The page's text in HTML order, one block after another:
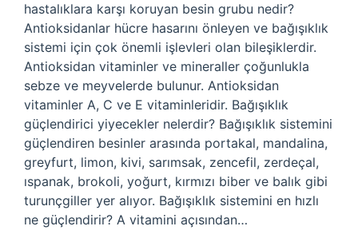
hastalıklara karşı koruyan besin grubu nedir?
Antioksidanlar hücre hasarını önleyen ve bağışıklık
sistemi için çok önemli işlevleri olan bileşiklerdir.
Antioksidan vitaminler ve mineraller çoğunlukla
sebze ve meyvelerde bulunur. Antioksidan
vitaminler A, C ve E vitaminleridir. Bağışıklık
güçlendirici yiyecekler nelerdir? Bağışıklık sistemini
güçlendiren besinler arasında portakal, mandalina,
greyfurt, limon, kivi, sarımsak, zencefil, zerdeçal,
ıspanak, brokoli, yoğurt, kırmızı biber ve balık gibi
turunçgiller yer alıyor. Bağışıklık sistemini en hızlı
ne güçlendirir? A vitamini açısından…